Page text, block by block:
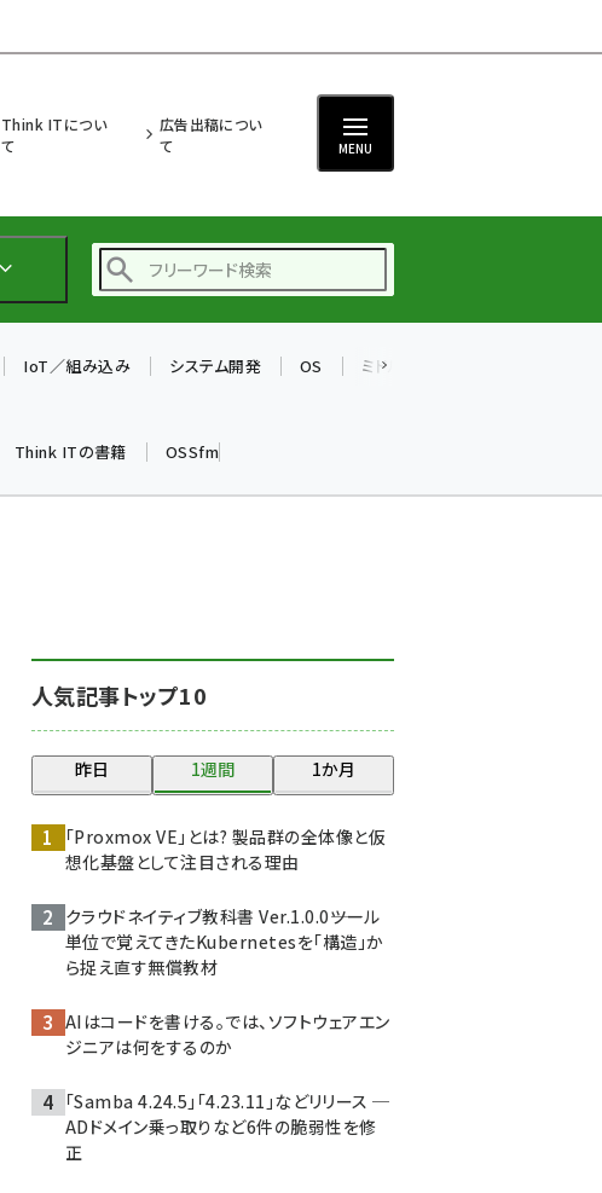
Think ITについ
て
広告出稿につい
て
MENU
仲間と築いた勝利の絆～
drupal (1955)
genai (1484)
abc123 (1360)
IoT／組み込み システム開発 OS ミドルウェア
Think ITの書籍 OSSfm
人気記事トップ10
昨日 1週間 1か月
「Proxmox VE」とは? 製品群の全体像と仮
想化基盤として注目される理由
クラウドネイティブ教科書 Ver.1.0.0――ツール
単位で覚えてきたKubernetesを「構造」か
ら捉え直す無償教材
AIはコードを書ける。では、ソフトウェアエン
ジニアは何をするのか
「Samba 4.24.5」「4.23.11」などリリース ─
ADドメイン乗っ取りなど6件の脆弱性を修
正